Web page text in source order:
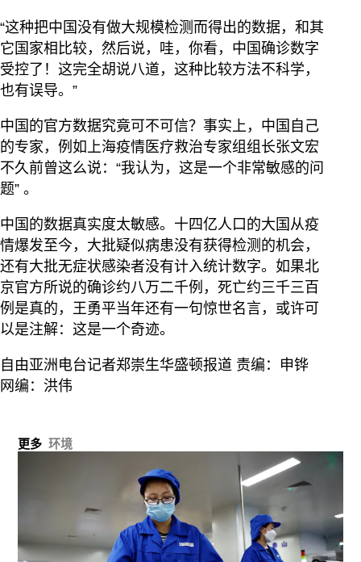
“这种把中国没有做大规模检测而得出的数据，和其
它国家相比较，然后说，哇，你看，中国确诊数字
受控了！这完全胡说八道，这种比较方法不科学，
也有误导。”
中国的官方数据究竟可不可信？事实上，中国自己
的专家，例如上海疫情医疗救治专家组组长张文宏
不久前曾这么说：“我认为，这是一个非常敏感的问
题” 。
中国的数据真实度太敏感。十四亿人口的大国从疫
情爆发至今，大批疑似病患没有获得检测的机会，
还有大批无症状感染者没有计入统计数字。如果北
京官方所说的确诊约八万二千例，死亡约三千三百
例是真的，王勇平当年还有一句惊世名言，或许可
以是注解：这是一个奇迹。
自由亚洲电台记者郑崇生华盛顿报道 责编：申铧
网编：洪伟
更多 环境